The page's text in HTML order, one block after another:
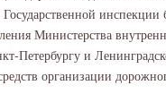
инспекции
Министерства
и
организации